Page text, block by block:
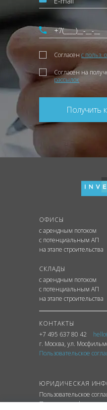
Согласен с польз.
Согласен на
рассылок
Получить
ОФИСЫ
с арендным потоком
с потенциальным АП
на этапе строительства
СКЛАДЫ
с арендным потоком
с потенциальным АП
на этапе строительства
КОНТАКТЫ
+7 495 637 80 42
г. Москва, ул.
Пользовательское
ЮРИДИЧЕСКАЯ
Пользовательское
Политика